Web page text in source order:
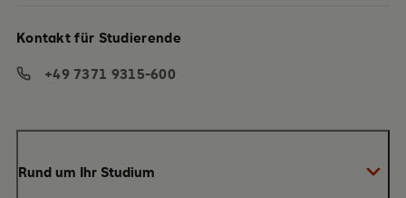
Rund um Ihr Studium
Kontakt für Studierende
+49 7371 9315-600